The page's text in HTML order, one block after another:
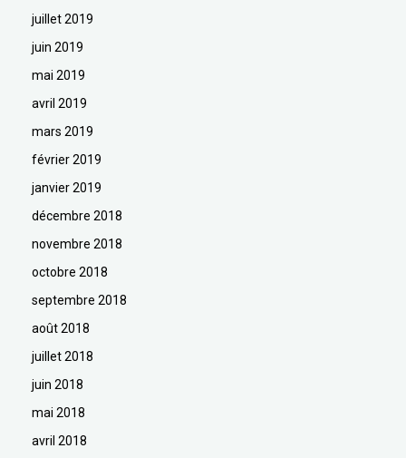
juillet 2019
juin 2019
mai 2019
avril 2019
mars 2019
février 2019
janvier 2019
décembre 2018
novembre 2018
octobre 2018
septembre 2018
août 2018
juillet 2018
juin 2018
mai 2018
avril 2018